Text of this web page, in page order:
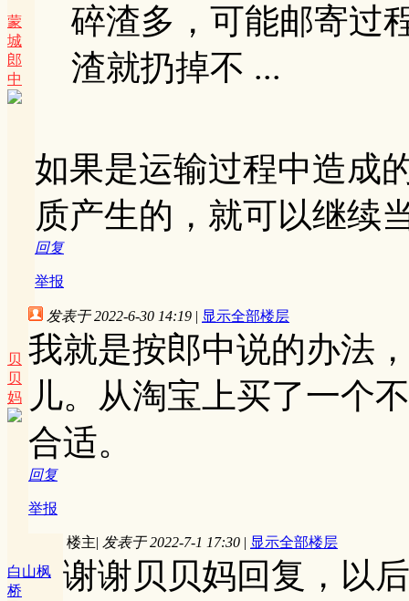
蒙
城
郎
中
碎渣多，可能邮寄过
渣就扔掉不 ...
如果是运输过程中造成
质产生的，就可以继续
回复
举报
贝
贝
妈
发表于 2022-6-30 14:19 | 显示全部楼层
我就是按郎中说的办法
儿。从淘宝上买了一个
合适。
回复
举报
白山枫
桥
楼主| 发表于 2022-7-1 17:30 | 显示全部楼层
谢谢贝贝妈回复，以